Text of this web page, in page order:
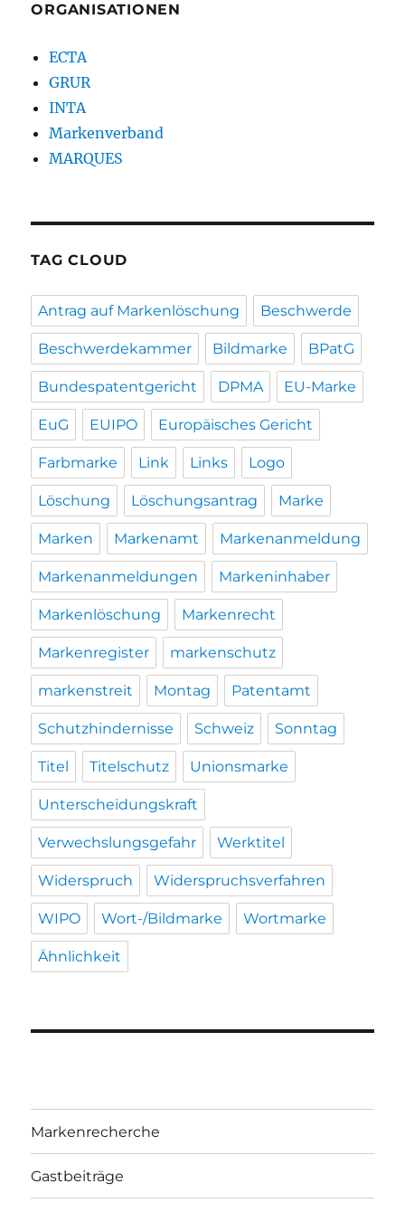
ORGANISATIONEN
ECTA
GRUR
INTA
Markenverband
MARQUES
TAG CLOUD
Antrag auf Markenlöschung Beschwerde
Beschwerdekammer Bildmarke BPatG
Bundespatentgericht DPMA EU-Marke
EuG EUIPO Europäisches Gericht
Farbmarke Link Links Logo
Löschung Löschungsantrag Marke
Marken Markenamt Markenanmeldung
Markenanmeldungen Markeninhaber
Markenlöschung Markenrecht
Markenregister markenschutz
markenstreit Montag Patentamt
Schutzhindernisse Schweiz Sonntag
Titel Titelschutz Unionsmarke
Unterscheidungskraft
Verwechslungsgefahr Werktitel
Widerspruch Widerspruchsverfahren
WIPO Wort-/Bildmarke Wortmarke
Ähnlichkeit
Markenrecherche
Gastbeiträge